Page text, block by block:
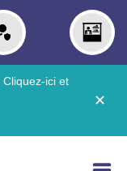
Cliquez-ici et
✕